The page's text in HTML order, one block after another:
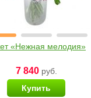
«Нежная мелодия»
7 840руб.
Купить